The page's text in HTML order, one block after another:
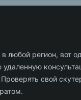
любой регион, вот
свой